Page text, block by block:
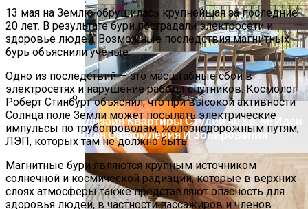
Кишечные Бактерии Влияют На
Реакцию На Иммунотерапию У
Пациентов С Мезотелиомой
Дизайн Квартиры Студии 40 Кв. М: Идеи
Для Оформления И Зонирования
13 мая на Землю обрушилась крупнейшая за последние
20 лет. В результате бури пострадали электросети и
здоровье людей. Возможные последствия магнитных
бурь объяснили ученые.
Одно из последствий — это масштабные сбои в
электросетях и нарушение работы спутников. Космолог
Роберт Стинбург объяснил, что при высокой активности
Солнца поле Земли может посылать электрические
импульсы по трубопроводам, железнодорожным путям,
ЛЭП, которых там не должно быть.
Магнитные бури являются крупным источником
солнечной и космической радиации, которые в верхних
слоях атмосферы также представляют опасность для
здоровья людей, в частности пассажиров и членов